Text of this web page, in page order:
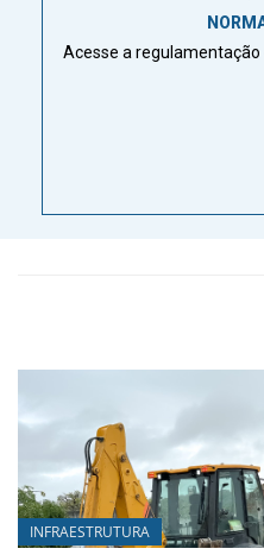
Acesse a regulamentação
INFRAESTRUTURA